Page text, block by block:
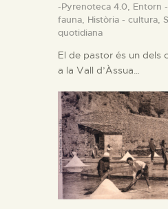
-Pyrenoteca 4.0, Entorn
fauna, Història - cultura,
quotidiana
El de pastor és un dels
a la Vall d’Àssua…